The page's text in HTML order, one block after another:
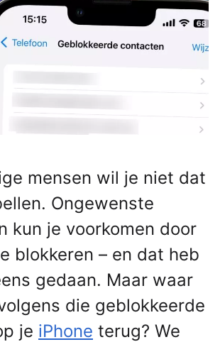
mensen wil je niet dat
Ongewenste
kun je voorkomen door
blokkeren – en dat heb
gedaan. Maar waar
die geblokkeerde
je iPhone terug? We